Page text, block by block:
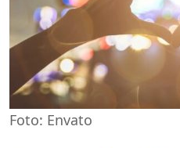
Foto: Envato